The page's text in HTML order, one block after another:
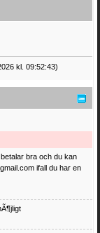
kl. 09:52:43)
betalar bra och du kan
ifall du har en